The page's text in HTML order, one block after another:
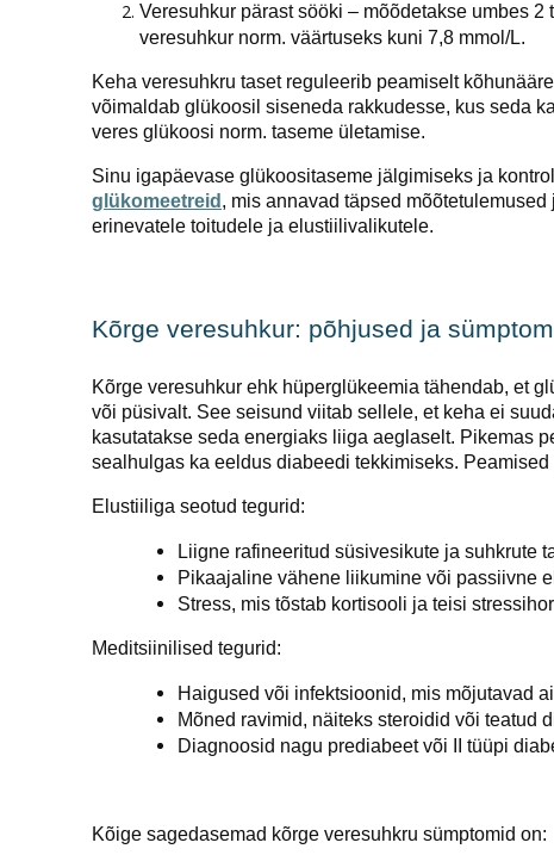
Veresuhkur pärast sööki – mõõdetakse umbes
veresuhkur norm. väärtuseks kuni 7,8 mmol/L.
Keha veresuhkru taset reguleerib peamiselt
võimaldab glükoosil siseneda rakkudesse, kus seda
veres glükoosi norm. taseme ületamise.
Sinu igapäevase glükoositaseme jälgimiseks ja
glükomeetreid , mis annavad täpsed
erinevatele toitudele ja elustiilivalikutele.
Kõrge veresuhkur: põhjused ja
Kõrge veresuhkur ehk hüperglükeemia tähendab, et
või püsivalt. See seisund viitab sellele, et keha ei
kasutatakse seda energiaks liiga aeglaselt. Pikemas
sealhulgas ka eeldus diabeedi tekkimiseks. Peamised
Elustiiliga seotud tegurid:
Liigne rafineeritud süsivesikute ja suhkrute
Pikaajaline vähene liikumine või passiivne
Stress, mis tõstab kortisooli ja teisi
Meditsiinilised tegurid:
Haigused või infektsioonid, mis mõjutavad
Mõned ravimid, näiteks steroidid või teatud
Diagnoosid nagu prediabeet või II tüüpi
Kõige sagedasemad kõrge veresuhkru sümptomid on: